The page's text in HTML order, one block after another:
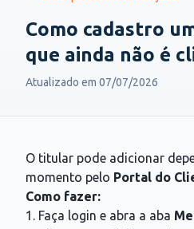
Como cadastro
que ainda não é
Atualizado em 07/07/2026
O titular pode adicionar
momento pelo Portal do
Como fazer:
1. Faça login e abra a aba